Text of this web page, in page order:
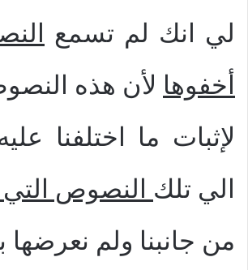
لي انك لم تسمع
أخفوها لأن هذه
لإثبات ما اختلفنا
الي تلك النصوص
من جانبنا ولم نعرضها